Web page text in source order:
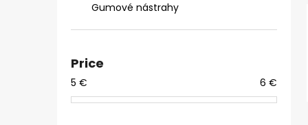
Gumové nástrahy
Price
5 € 6 €